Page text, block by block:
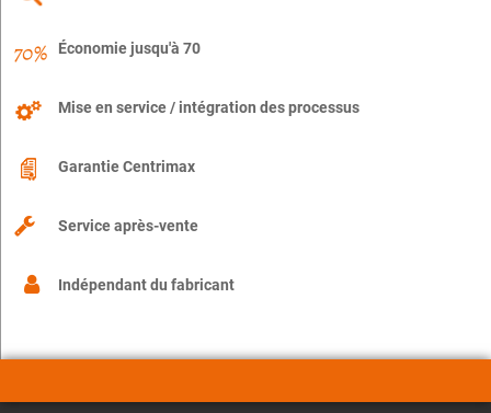
Économie jusqu'à 70
Mise en service / intégration des processus
Garantie Centrimax
Service après-vente
Indépendant du fabricant